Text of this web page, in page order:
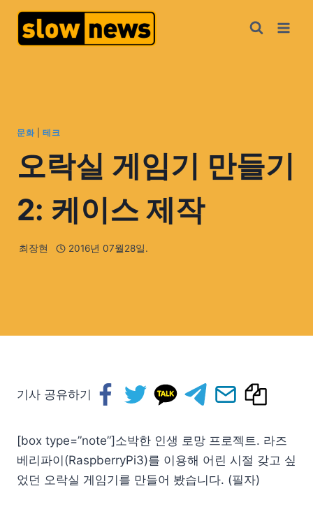
문화| 테크
오락실 게임기 만들기
2: 케이스 제작
최장현 2016년 07월28일.
기사 공유하기
[box type=”note”]소박한 인생 로망 프로젝트. 라즈
베리파이(RaspberryPi3)를 이용해 어린 시절 갖고 싶
었던 오락실 게임기를 만들어 봤습니다. (필자)